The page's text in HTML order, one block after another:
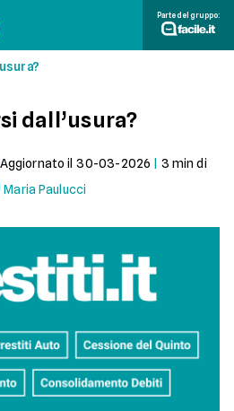
Parte del gruppo:
dall’usura?
Aggiornato il 30-03-2026 3 min di
Maria Paulucci